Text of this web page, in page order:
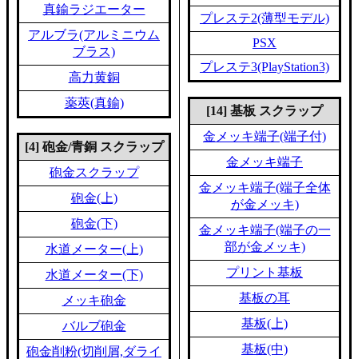
真鍮ラジエーター
アルブラ(アルミニウム
ブラス)
高力黄銅
薬莢(真鍮)
[4] 砲金/青銅 スクラップ
砲金スクラップ
砲金(上)
砲金(下)
水道メーター(上)
水道メーター(下)
メッキ砲金
バルブ砲金
砲金削粉(切削屑,ダライ
プレステ2(薄型モデル)
PSX
プレステ3(PlayStation3)
[14] 基板 スクラップ
金メッキ端子(端子付)
金メッキ端子
金メッキ端子(端子全体
が金メッキ)
金メッキ端子(端子の一
部が金メッキ)
プリント基板
基板の耳
基板(上)
基板(中)